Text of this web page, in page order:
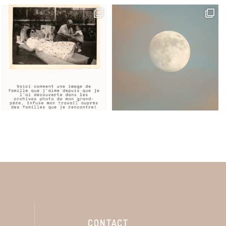
CONTACT